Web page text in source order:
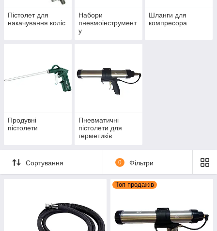
Пістолет для
накачування коліс
Набори
пневмоінструмент
у
Шланги для
компресора
Продувні
пістолети
Пневматичні
пістолети для
герметиків
Сортування 0 Фільтри
Топ продажів